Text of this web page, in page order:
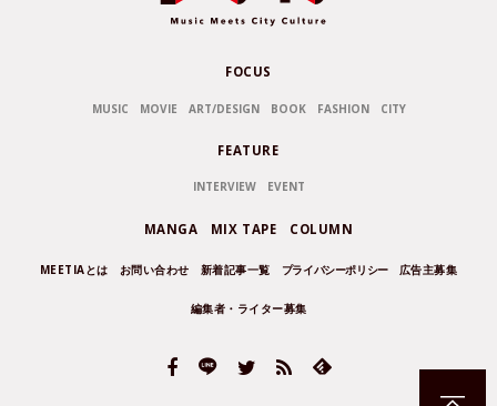
FOCUS
MUSIC MOVIE ART/DESIGN BOOK FASHION CITY
FEATURE
INTERVIEW EVENT
MANGA MIX TAPE COLUMN
MEETIAとは お問い合わせ 新着記事一覧 プライバシーポリシー 広告主募集
編集者・ライター募集